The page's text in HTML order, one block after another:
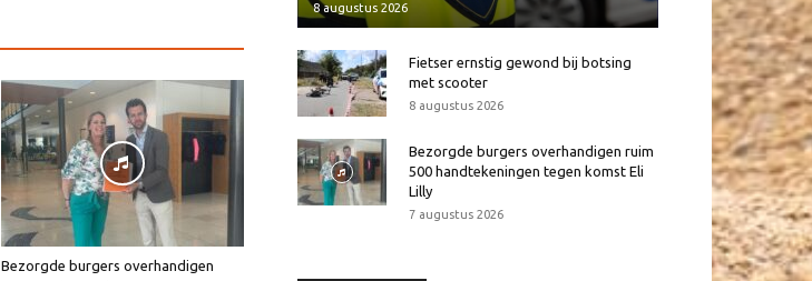
Bezorgde burgers overhandigen
8 augustus 2026
Fietser ernstig gewond bij botsing
met scooter
8 augustus 2026
Bezorgde burgers overhandigen ruim
500 handtekeningen tegen komst Eli
Lilly
7 augustus 2026